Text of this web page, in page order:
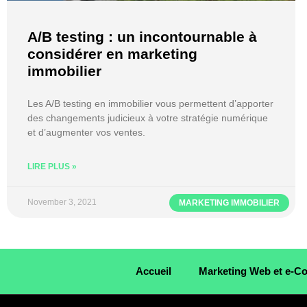
MARKETING IMMOBILIER
A/B testing : un incontournable à
considérer en marketing
immobilier
Les A/B testing en immobilier vous permettent d’apporter
des changements judicieux à votre stratégie numérique
et d’augmenter vos ventes.
LIRE PLUS »
November 3, 2021
Accueil Marketing Web et e-